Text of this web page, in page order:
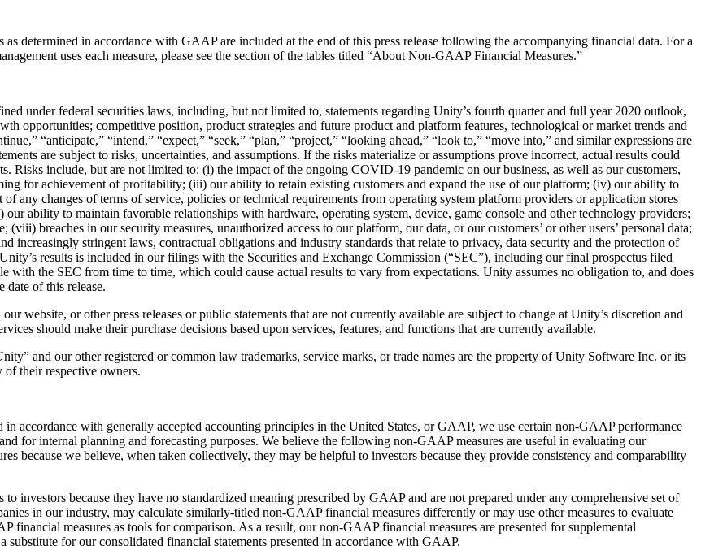
determined in accordance with GAAP are included at the end of this press release following the accompanying financial data. For a
uses each measure, please see the section of the tables titled “About Non-GAAP Financial Measures.”
under federal securities laws, including, but not limited to, statements regarding Unity’s fourth quarter and full year 2020 outlook,
opportunities; competitive position, product strategies and future product and platform features, technological or market trends and
“anticipate,” “intend,” “expect,” “seek,” “plan,” “project,” “looking ahead,” “look to,” “move into,” and similar expressions are
are subject to risks, uncertainties, and assumptions. If the risks materialize or assumptions prove incorrect, actual results could
Risks include, but are not limited to: (i) the impact of the ongoing COVID-19 pandemic on our business, as well as our customers,
for achievement of profitability; (iii) our ability to retain existing customers and expand the use of our platform; (iv) our ability to
any changes of terms of service, policies or technical requirements from operating system platform providers or application stores
ability to maintain favorable relationships with hardware, operating system, device, game console and other technology providers;
breaches in our security measures, unauthorized access to our platform, our data, or our customers’ or other users’ personal data;
stringent laws, contractual obligations and industry standards that relate to privacy, data security and the protection of
results is included in our filings with the Securities and Exchange Commission (“SEC”), including our final prospectus filed
the SEC from time to time, which could cause actual results to vary from expectations. Unity assumes no obligation to, and does
date of this release.
website, or other press releases or public statements that are not currently available are subject to change at Unity’s discretion and
should make their purchase decisions based upon services, features, and functions that are currently available.
and our other registered or common law trademarks, service marks, or trade names are the property of Unity Software Inc. or its
of their respective owners.
in accordance with generally accepted accounting principles in the United States, or GAAP, we use certain non-GAAP performance
for internal planning and forecasting purposes. We believe the following non-GAAP measures are useful in evaluating our
because we believe, when taken collectively, they may be helpful to investors because they provide consistency and comparability
investors because they have no standardized meaning prescribed by GAAP and are not prepared under any comprehensive set of
in our industry, may calculate similarly-titled non-GAAP financial measures differently or may use other measures to evaluate
measures as tools for comparison. As a result, our non-GAAP financial measures are presented for supplemental
for our consolidated financial statements presented in accordance with GAAP.